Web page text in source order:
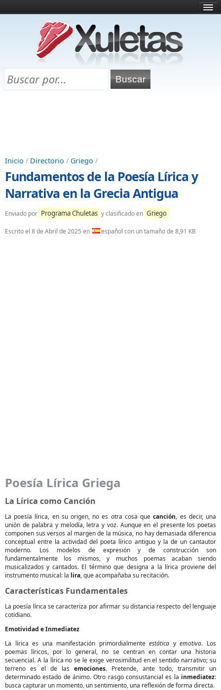
¿Qué es esto?
Directorio
Chuletas para exámenes
Inicio / Directorio / Griego /
Fundamentos de la Poesía Lírica y
Narrativa en la Grecia Antigua
Enviado por Programa Chuletas y clasificado en Griego
Escrito el 8 de Abril de 2025 en español con un tamaño de 8,91 KB
Poesía Lírica Griega
La Lírica como Canción
La poesía lírica, en su origen, no es otra cosa quecanción, es decir, una
unión de palabra y melodía, letra y voz. Aunque en el presente los poetas
componen sus versos al margen de la música, no hay demasiada diferencia
conceptual entre la actividad del poeta lírico antiguo y la de un cantautor
moderno. Los modelos de expresión y de construcción son
fundamentalmente los mismos, y muchos poemas acaban siendo
musicalizados y cantados. El término que designa a la lírica proviene del
instrumento musical: la lira, que acompañaba su recitación.
Características Fundamentales
La poesía lírica se caracteriza por afirmar su distancia respecto del lenguaje
cotidiano.
Emotividad e Inmediatez
La lírica es una manifestación primordialmenteestática yemotiva. Los
poemas líricos, por lo general, no se centran en contar una historia
secuencial. A la lírica no se le exige verosimilitud en el sentido narrativo; su
terreno es el de las emociones. Pretende, ante todo, transmitir un
determinado estado de ánimo. Otro rasgo consustancial es la inmediatez:
busca capturar un momento, un sentimiento, una reflexión de forma directa.